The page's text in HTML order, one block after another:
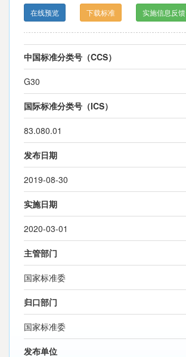
在线预览 下载标准 实施信息反馈
中国标准分类号（CCS）
G30
国际标准分类号（ICS）
83.080.01
发布日期
2019-08-30
实施日期
2020-03-01
主管部门
国家标准委
归口部门
国家标准委
发布单位